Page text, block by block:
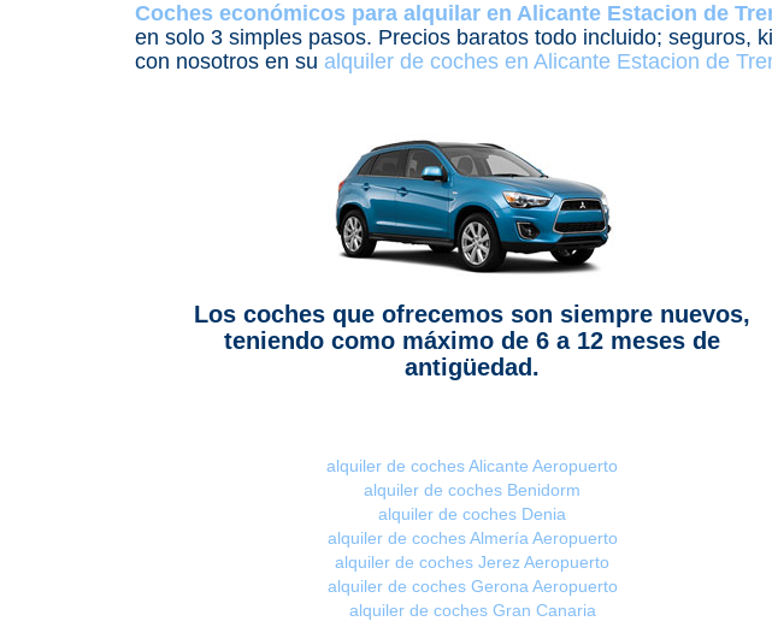
Coches económicos para alquilar en Alicante Estacion de
en solo 3 simples pasos. Precios baratos todo incluido; seguros,
con nosotros en su alquiler de coches en Alicante Estacion de
Los coches que ofrecemos son siempre nuevos,
teniendo como máximo de 6 a 12 meses de
antigüedad.
alquiler de coches Alicante Aeropuerto
alquiler de coches Benidorm
alquiler de coches Denia
alquiler de coches Almería Aeropuerto
alquiler de coches Jerez Aeropuerto
alquiler de coches Gerona Aeropuerto
alquiler de coches Gran Canaria